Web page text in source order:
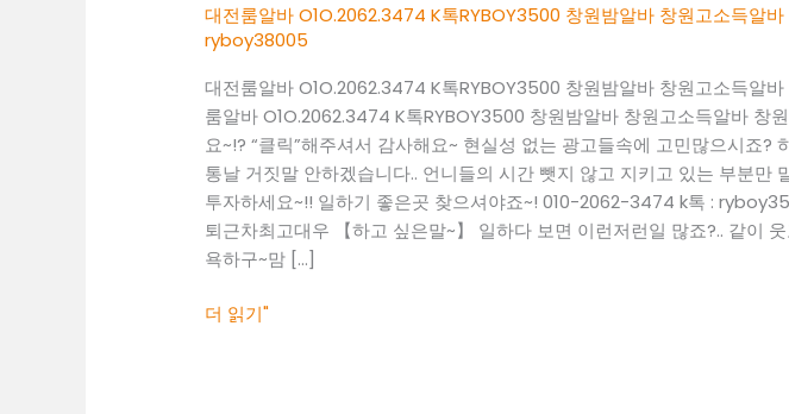
대전룸알바 O1O.2062.3474 K톡RYBOY3500 창원밤알바 창원고소득알
ryboy38005
대전룸알바 O1O.2062.3474 K톡RYBOY3500 창원밤알바 창원고소득알
룸알바 O1O.2062.3474 K톡RYBOY3500 창원밤알바 창원고소득알바 창
요~!? “클릭”해주셔서 감사해요~ 현실성 없는 광고들속에 고민많으시죠?
통날 거짓말 안하겠습니다.. 언니들의 시간 뺏지 않고 지키고 있는 부분만
투자하세요~!! 일하기 좋은곳 찾으셔야죠~! 010-2062-3474 k톡 :
퇴근차최고대우 【하고 싶은말~】 일하다 보면 이런저런일 많죠?.. 같이
욕하구~맘 […]
톡
RYBOY3500
창
원
밤
알
바
창
원
소
더 읽기"